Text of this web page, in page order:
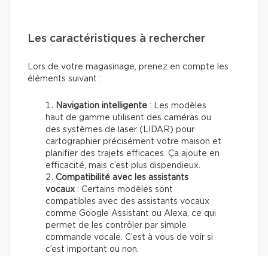
Les caractéristiques à rechercher
Lors de votre magasinage, prenez en compte les
éléments suivant :
Navigation intelligente : Les modèles
haut de gamme utilisent des caméras ou
des systèmes de laser (LIDAR) pour
cartographier précisément votre maison et
planifier des trajets efficaces. Ça ajoute en
efficacité, mais c’est plus dispendieux.
Compatibilité avec les assistants
vocaux : Certains modèles sont
compatibles avec des assistants vocaux
comme Google Assistant ou Alexa, ce qui
permet de les contrôler par simple
commande vocale. C’est à vous de voir si
c’est important ou non.